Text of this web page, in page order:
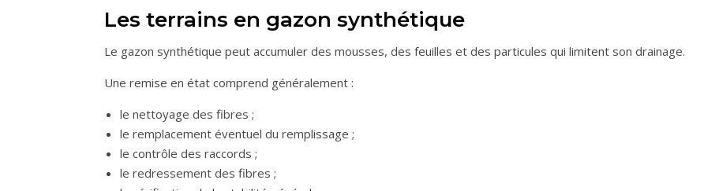
Les terrains en gazon synthétique
Le gazon synthétique peut accumuler des mousses, des feuilles et des particules qui limitent son drainage.
Une remise en état comprend généralement :
le nettoyage des fibres ;
le remplacement éventuel du remplissage ;
le contrôle des raccords ;
le redressement des fibres ;